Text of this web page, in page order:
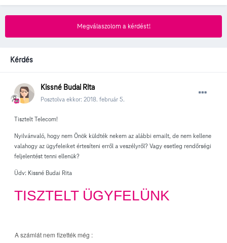
Megválaszolom a kérdést!
Kérdés
Kissné Budai Rita
Posztolva ekkor: 2018. február 5.
Tisztelt Telecom!
Nyilvánvaló, hogy nem Önök küldték nekem az alábbi emailt, de nem kellene
valahogy az ügyfeleiket értesíteni erről a veszélyről? Vagy esetleg rendőrségi
feljelentést tenni ellenük?
Üdv: Kissné Budai Rita
TISZTELT ÜGYFELÜNK
A számlát nem fizették még :